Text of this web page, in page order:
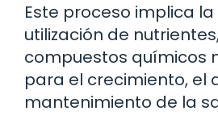
Este proceso implica
utilización de
compuestos químicos
para el crecimiento, el
mantenimiento de la